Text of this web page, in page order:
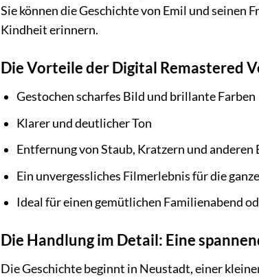
Sie können die Geschichte von Emil und seinen
Kindheit erinnern.
Die Vorteile der Digital Remastered
Gestochen scharfes Bild und brillante Farben
Klarer und deutlicher Ton
Entfernung von Staub, Kratzern und anderen
Ein unvergessliches Filmerlebnis für die
Ideal für einen gemütlichen Familienabend
Die Handlung im Detail: Eine
Die Geschichte beginnt in Neustadt, einer